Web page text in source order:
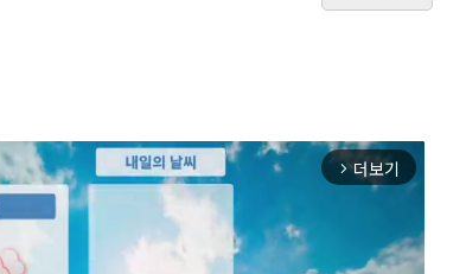
arrow_forward_ios 더보기